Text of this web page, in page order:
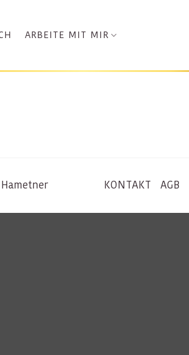
ARBEITE MIT MIR
KONTAKT AGB